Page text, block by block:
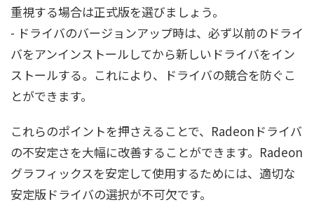
重視する場合は正式版を選びましょう。
- ドライバのバージョンアップ時は、必ず以前のドライ
バをアンインストールしてから新しいドライバをイン
ストールする。これにより、ドライバの競合を防ぐこ
とができます。
これらのポイントを押さえることで、Radeonドライバ
の不安定さを大幅に改善することができます。Radeon
グラフィックスを安定して使用するためには、適切な
安定版ドライバの選択が不可欠です。